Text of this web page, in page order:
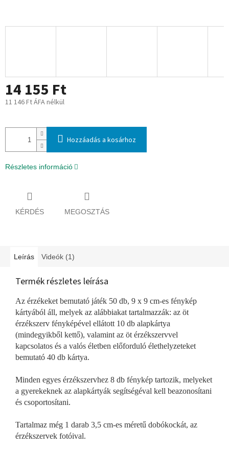
14 155 Ft
11 146 Ft ÁFA nélkül
Hozzáadás a kosárhoz
Részletes információ
KÉRDÉS MEGOSZTÁS
Leírás Videók (1)
Termék részletes leírása
Az érzékeket bemutató játék 50 db, 9 x 9 cm-es fénykép
kártyából áll, melyek az alábbiakat tartalmazzák: az öt
érzékszerv fényképével ellátott 10 db alapkártya
(mindegyikből kettő), valamint az öt érzékszervvel
kapcsolatos és a valós életben előforduló élethelyzeteket
bemutató 40 db kártya.
Minden egyes érzékszervhez 8 db fénykép tartozik, melyeket
a gyerekeknek az alapkártyák segítségéval kell beazonosítani
és csoportosítani.
Tartalmaz még 1 darab 3,5 cm-es méretű dobókockát, az
érzékszervek fotóival.